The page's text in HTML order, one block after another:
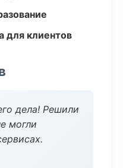
для клиентов
дела! Решили
могли